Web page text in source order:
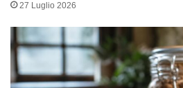
27 Luglio 2026